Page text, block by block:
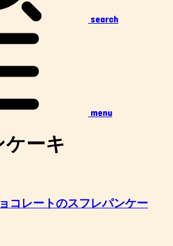
search
menu
ーキ
コレートのスフレパンケー